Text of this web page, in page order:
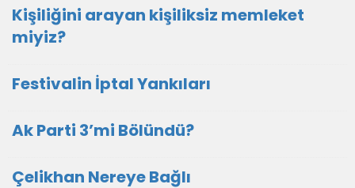
Kişiliğini arayan kişiliksiz memleket
miyiz?
Festivalin İptal Yankıları
Ak Parti 3’mi Bölündü?
Çelikhan Nereye Bağlı